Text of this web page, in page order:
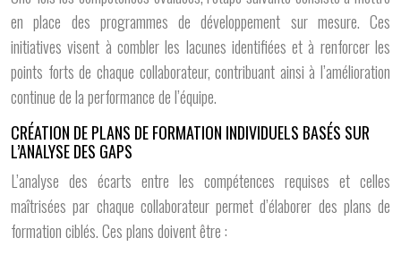
en place des programmes de développement sur mesure. Ces
initiatives visent à combler les lacunes identifiées et à renforcer les
points forts de chaque collaborateur, contribuant ainsi à l’amélioration
continue de la performance de l’équipe.
CRÉATION DE PLANS DE FORMATION INDIVIDUELS BASÉS SUR
L’ANALYSE DES GAPS
L’analyse des écarts entre les compétences requises et celles
maîtrisées par chaque collaborateur permet d’élaborer des plans de
formation ciblés. Ces plans doivent être :